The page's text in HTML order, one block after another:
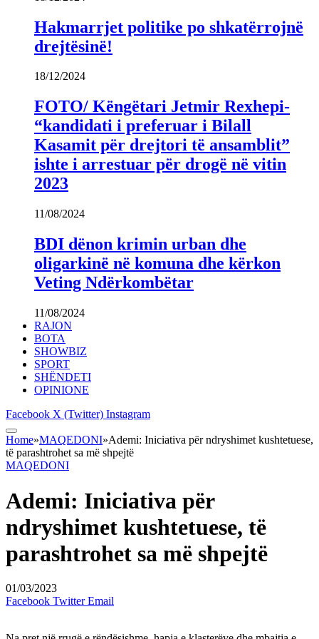
Hakmarrjet politike po shkatërrojnë
drejtësinë!
18/12/2024
FOTO/ Këngëtari Jetmir Rexhepi-
“kandidati i preferuar i Bilall
Kasamit për drejtori të ansamblit”
ishte i arrestuar për drogë në vitin
2023
11/08/2024
BDI dënon krimin urban dhe
oligarkinë në komuna dhe kërkon
Veting Ndërkombëtar
11/08/2024
RAJON
BOTA
SHOWBIZ
SPORT
SHËNDETI
OPINIONE
Facebook X (Twitter) Instagram
Home»MAQEDONI»Ademi: Iniciativa për ndryshimet kushtetuese,
të parashtrohet sa më shpejtë
MAQEDONI
Ademi: Iniciativa për
ndryshimet kushtetuese, të
parashtrohet sa më shpejtë
01/03/2023
Facebook Twitter Email